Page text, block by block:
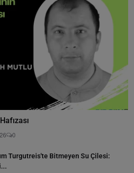
0
Turgutreis'te Bitmeyen Su Çilesi: